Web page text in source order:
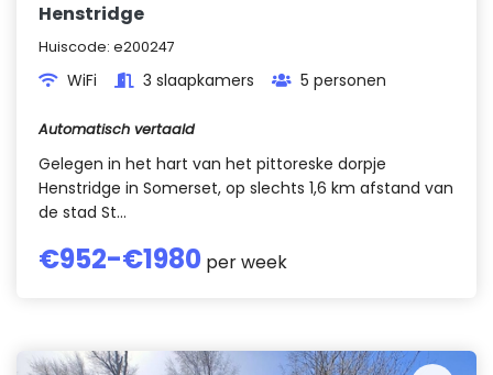
Henstridge
Huiscode: e200247
WiFi 3 slaapkamers 5 personen
Automatisch vertaald
Gelegen in het hart van het pittoreske dorpje
Henstridge in Somerset, op slechts 1,6 km afstand van
de stad St...
€952-€1980 per week